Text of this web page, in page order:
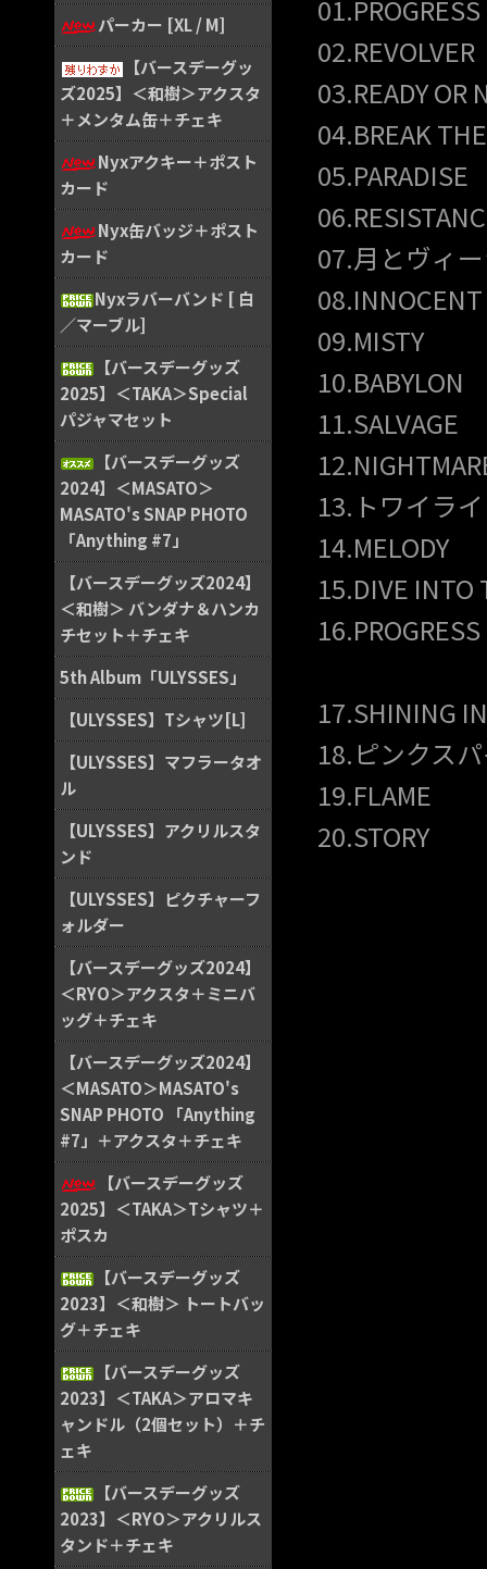
パーカー [XL / M]
【バースデーグッ
ズ2025】＜和樹＞アクスタ
＋メンタム缶＋チェキ
Nyxアクキー＋ポスト
カード
Nyx缶バッジ＋ポスト
カード
Nyxラバーバンド [ 白
／マーブル]
【バースデーグッズ
2025】＜TAKA＞Special
パジャマセット
【バースデーグッズ
2024】＜MASATO＞
MASATO's SNAP PHOTO
「Anything #7」
【バースデーグッズ2024】
＜和樹＞ バンダナ＆ハンカ
チセット＋チェキ
5th Album「ULYSSES」
【ULYSSES】Tシャツ[L]
【ULYSSES】マフラータオ
ル
【ULYSSES】アクリルスタ
ンド
【ULYSSES】ピクチャーフ
ォルダー
【バースデーグッズ2024】
＜RYO＞アクスタ＋ミニバ
ッグ＋チェキ
【バースデーグッズ2024】
＜MASATO＞MASATO's
SNAP PHOTO 「Anything
#7」＋アクスタ＋チェキ
【バースデーグッズ
2025】＜TAKA＞Tシャツ＋
ポスカ
【バースデーグッズ
2023】＜和樹＞ トートバッ
グ＋チェキ
【バースデーグッズ
2023】＜TAKA＞アロマキ
ャンドル（2個セット）＋チ
ェキ
【バースデーグッズ
2023】＜RYO＞アクリルス
タンド＋チェキ
01.PROGRESS
02.REVOLVER
03.READY OR
04.BREAK
05.PARADISE
07.月とヴィ
08.INNOCENT
09.MISTY
10.BABYLON
11.SALVAGE
13.トワイラ
14.MELODY
15.DIVE INTO
17.SHINING
18.ピンクス
19.FLAME
20.STORY